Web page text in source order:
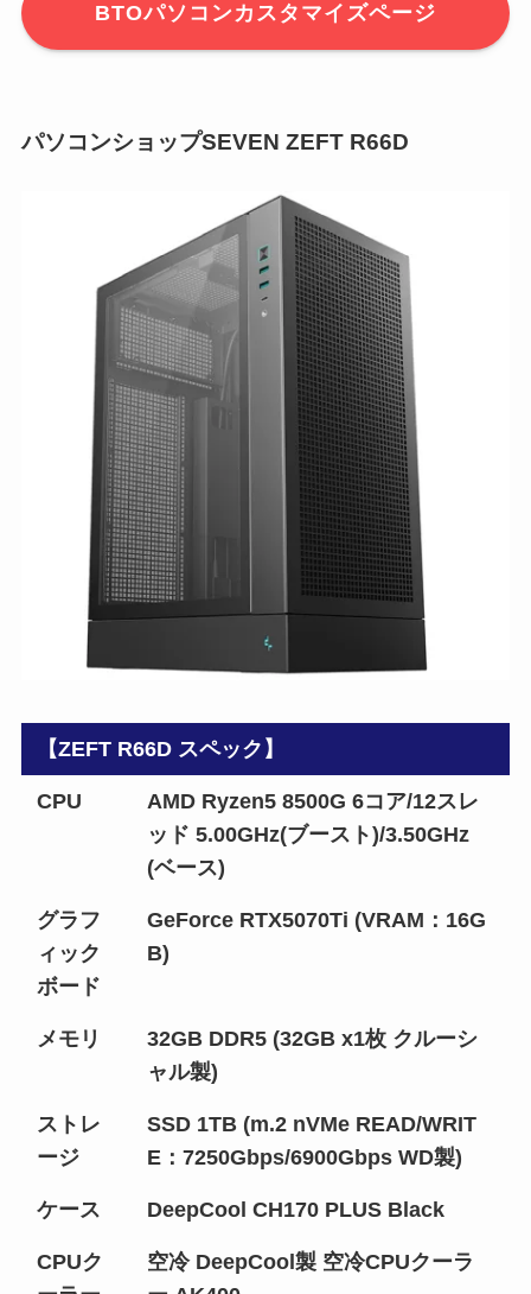
BTOパソコンカスタマイズページ
パソコンショップSEVEN ZEFT R66D
【ZEFT R66D スペック】
CPU
AMD Ryzen5 8500G 6コア/12スレ
ッド 5.00GHz(ブースト)/3.50GHz
(ベース)
グラフ
ィック
ボード
GeForce RTX5070Ti (VRAM：16G
B)
メモリ
32GB DDR5 (32GB x1枚 クルーシ
ャル製)
ストレ
ージ
SSD 1TB (m.2 nVMe READ/WRIT
E：7250Gbps/6900Gbps WD製)
ケース DeepCool CH170 PLUS Black
CPUク
空冷 DeepCool製 空冷CPUクーラ